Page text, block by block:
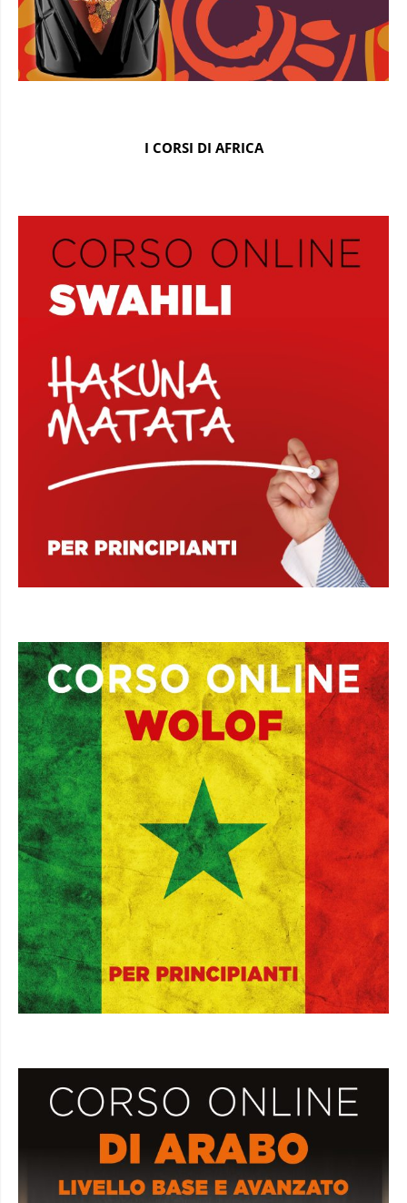
I CORSI DI AFRICA